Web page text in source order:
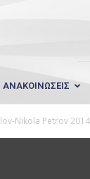
ΑΝΑΚΟΙΝΩΣΕΙΣ
Nikola Petrov